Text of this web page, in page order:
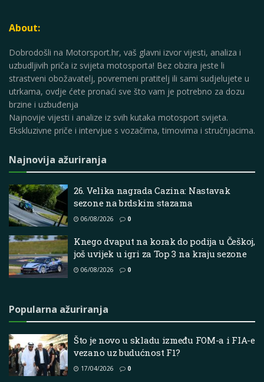
About:
Dobrodošli na Motorsport.hr, vaš glavni izvor vijesti, analiza i
uzbudljivih priča iz svijeta motosporta! Bez obzira jeste li
strastveni obožavatelj, povremeni pratitelj ili sami sudjelujete u
utrkama, ovdje ćete pronaći sve što vam je potrebno za dozu
brzine i uzbuđenja
Najnovije vijesti i analize iz svih kutaka motosport svijeta.
Ekskluzivne priče i intervjue s vozačima, timovima i stručnjacima.
Najnovija ažuriranja
26. Velika nagrada Cazina: Nastavak
sezone na brdskim stazama
06/08/2026 0
Knego dvaput na korak do podija u Češkoj,
još uvijek u igri za Top 3 na kraju sezone
06/08/2026 0
Popularna ažuriranja
Što je novo u skladu između FOM-a i FIA-e
vezano uz budućnost F1?
17/04/2026 0